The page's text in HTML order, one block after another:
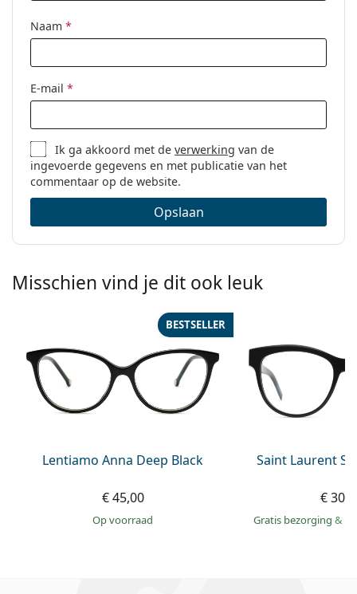
Naam *
E-mail *
Ik ga akkoord met deverwerking van de
ingevoerde gegevens en met publicatie van het
commentaar op de website.
Opslaan
Misschien vind je dit ook leuk
Lentiamo Anna Deep Black
BESTSELLER
€ 45,00
op voorraad
Saint Laurent
€
Gratis bezorging &